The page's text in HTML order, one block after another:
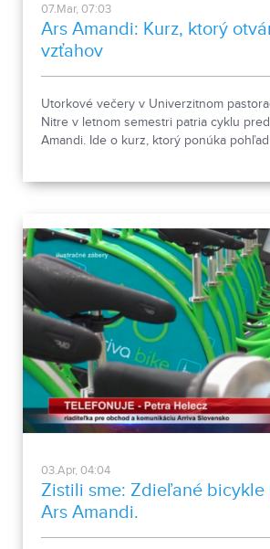
07.Mar, 07:03
Ars Amandi: Kurz, ktorý
vzťahov
Utorkové večery v Univerzitnom
Nitre v letnom semestri patria cyklu
Amandi. Ide o kurz, ktorý ponúka
03.Apr, 04:04
Zistili sme: Zdieľané bicykle
Ars Amandi.